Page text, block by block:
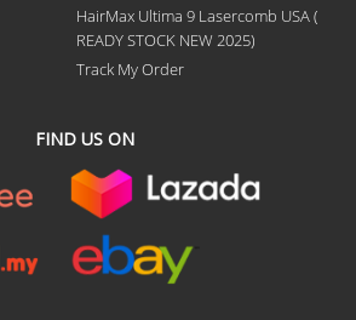
HairMax Ultima 9 Lasercomb USA (
READY STOCK NEW 2025)
Track My Order
FIND US ON